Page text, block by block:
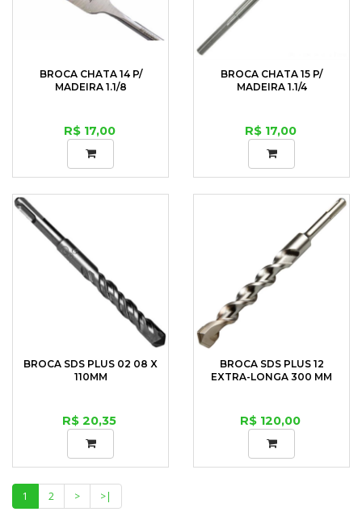
BROCA CHATA 14 P/
MADEIRA 1.1/8
R$ 17,00
BROCA CHATA 15 P/
MADEIRA 1.1/4
R$ 17,00
BROCA SDS PLUS 02 08 X
110MM
R$ 20,35
BROCA SDS PLUS 12
EXTRA-LONGA 300 MM
R$ 120,00
1 2 >
>|